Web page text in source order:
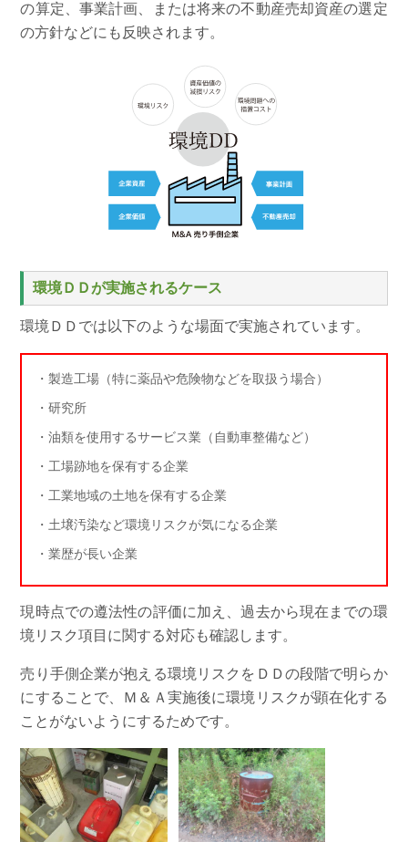
の算定、事業計画、または将来の不動産売却資産の選定
の方針などにも反映されます。
環境ＤＤが実施されるケース
環境ＤＤでは以下のような場面で実施されています。
・製造工場（特に薬品や危険物などを取扱う場合）
・研究所
・油類を使用するサービス業（自動車整備など）
・工場跡地を保有する企業
・工業地域の土地を保有する企業
・土壌汚染など環境リスクが気になる企業
・業歴が長い企業
現時点での遵法性の評価に加え、過去から現在までの環
境リスク項目に関する対応も確認します。
売り手側企業が抱える環境リスクをＤＤの段階で明らか
にすることで、Ｍ＆Ａ実施後に環境リスクが顕在化する
ことがないようにするためです。